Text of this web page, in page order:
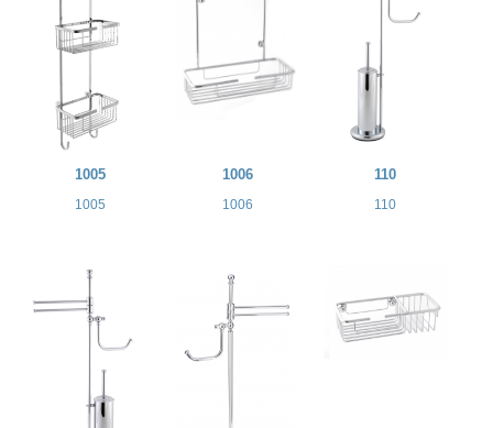
1005
1005
1006
1006
110
110